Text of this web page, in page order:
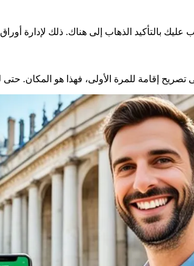
بالتأكيد الذهاب إلى هناك. ذلك لإدارة أوراق